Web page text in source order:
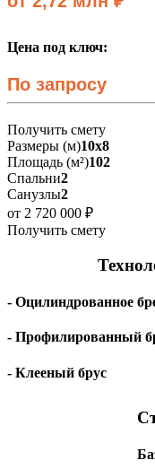
Цена под ключ:
По запросу
Получить смету
Размеры (м)10х8
Площадь (м²)102
Спальни2
Санузлы2
от 2 720 000 ₽
Получить смету
- Оцилиндрованное
- Профилированный
- Клееный брус